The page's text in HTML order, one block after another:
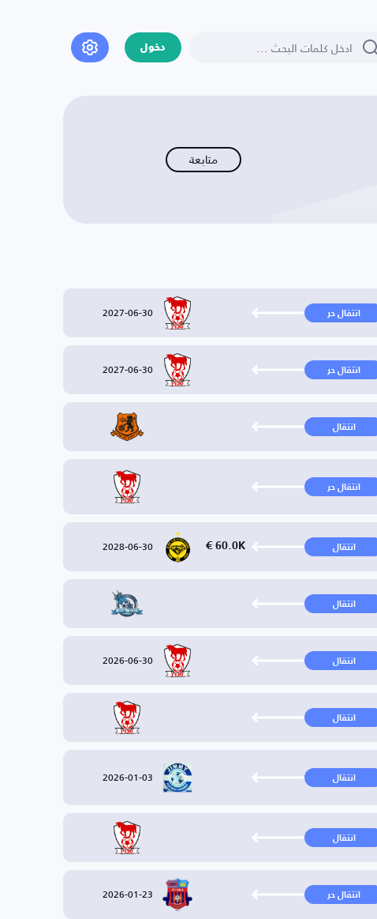
دخول
متابعة
انتقال حر 2027-06-30
انتقال حر 2027-06-30
انتقال
انتقال حر
انتقال 60.0K €
2028-06-30
انتقال
انتقال 2026-06-30
انتقال
انتقال 2026-01-03
انتقال
انتقال حر 2026-01-23